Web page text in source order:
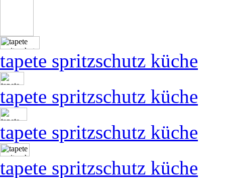
tapete spritzschutz küche
tapete spritzschutz küche
tapete spritzschutz küche
tapete spritzschutz küche